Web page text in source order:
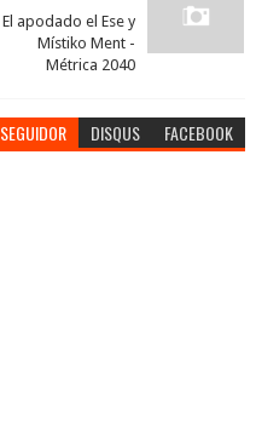
El apodado el Ese y
Místiko Ment -
Métrica 2040
SEGUIDOR DISQUS FACEBOOK